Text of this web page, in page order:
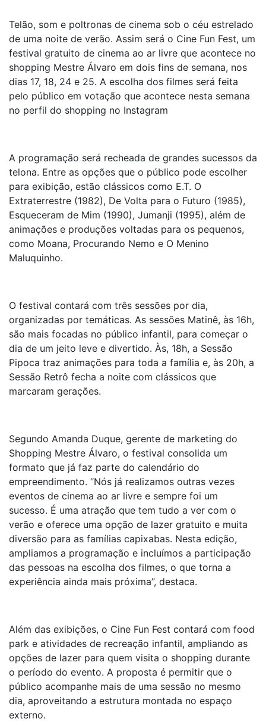
Telão, som e poltronas de cinema sob o céu estrelado
de uma noite de verão. Assim será o Cine Fun Fest, um
festival gratuito de cinema ao ar livre que acontece no
shopping Mestre Álvaro em dois fins de semana, nos
dias 17, 18, 24 e 25. A escolha dos filmes será feita
pelo público em votação que acontece nesta semana
no perfil do shopping no Instagram
A programação será recheada de grandes sucessos da
telona. Entre as opções que o público pode escolher
para exibição, estão clássicos como E.T. O
Extraterrestre (1982), De Volta para o Futuro (1985),
Esqueceram de Mim (1990), Jumanji (1995), além de
animações e produções voltadas para os pequenos,
como Moana, Procurando Nemo e O Menino
Maluquinho.
O festival contará com três sessões por dia,
organizadas por temáticas. As sessões Matinê, às 16h,
são mais focadas no público infantil, para começar o
dia de um jeito leve e divertido. Às, 18h, a Sessão
Pipoca traz animações para toda a família e, às 20h, a
Sessão Retrô fecha a noite com clássicos que
marcaram gerações.
Segundo Amanda Duque, gerente de marketing do
Shopping Mestre Álvaro, o festival consolida um
formato que já faz parte do calendário do
empreendimento. “Nós já realizamos outras vezes
eventos de cinema ao ar livre e sempre foi um
sucesso. É uma atração que tem tudo a ver com o
verão e oferece uma opção de lazer gratuito e muita
diversão para as famílias capixabas. Nesta edição,
ampliamos a programação e incluímos a participação
das pessoas na escolha dos filmes, o que torna a
experiência ainda mais próxima”, destaca.
Além das exibições, o Cine Fun Fest contará com food
park e atividades de recreação infantil, ampliando as
opções de lazer para quem visita o shopping durante
o período do evento. A proposta é permitir que o
público acompanhe mais de uma sessão no mesmo
dia, aproveitando a estrutura montada no espaço
externo.